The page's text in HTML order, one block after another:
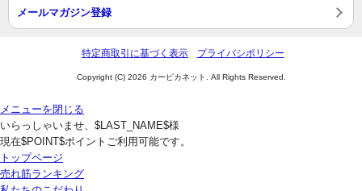
メールマガジン登録
特定商取引に基づく表示 プライバシポリシー
Copyright (C) 2026 カーピカネット. All Rights Reserved.
メニューを閉じる
いらっしゃいませ、$LAST_NAME$様
現在$POINT$ポイントご利用可能です。
トップページ
売れ筋ランキング